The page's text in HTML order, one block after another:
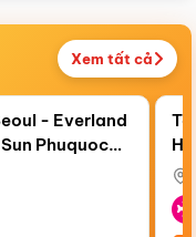
Xem tất cả
Điểm nổi bật
- Everland
Phuquoc